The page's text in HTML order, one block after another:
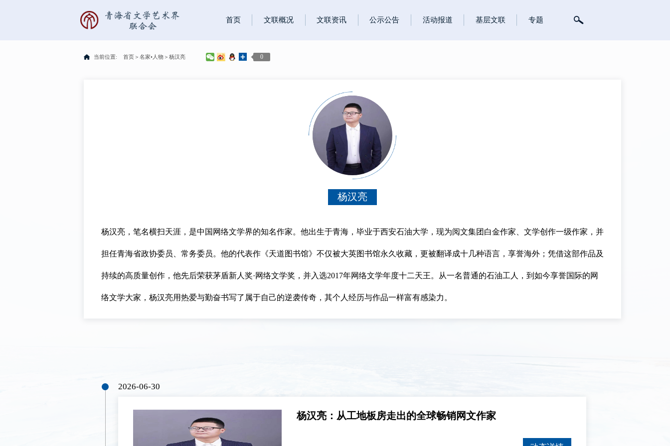
首页 文联概况 文联资讯 公示公告 活动报道 基层文联 专题
当前位置: 首页 ＞名家•人物 ＞杨汉亮 0
杨汉亮
杨汉亮，笔名横扫天涯，是中国网络文学界的知名作家。他出生于青海，毕业于西安石油大学，现为阅文集团白金作家、文学创作一级作家，并
担任青海省政协委员、常务委员。他的代表作《天道图书馆》不仅被大英图书馆永久收藏，更被翻译成十几种语言，享誉海外；凭借这部作品及
持续的高质量创作，他先后荣获茅盾新人奖·网络文学奖，并入选2017年网络文学年度十二天王。从一名普通的石油工人，到如今享誉国际的网
络文学大家，杨汉亮用热爱与勤奋书写了属于自己的逆袭传奇，其个人经历与作品一样富有感染力。
2026-06-30
杨汉亮：从工地板房走出的全球畅销网文作家